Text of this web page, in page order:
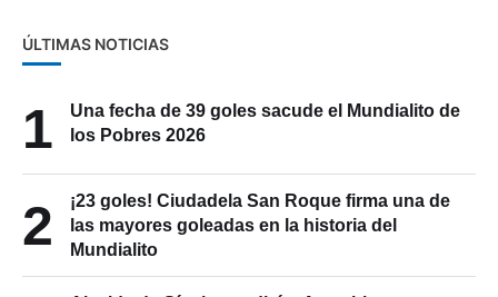
ÚLTIMAS NOTICIAS
1
Una fecha de 39 goles sacude el Mundialito de
los Pobres 2026
2
¡23 goles! Ciudadela San Roque firma una de
las mayores goleadas en la historia del
Mundialito